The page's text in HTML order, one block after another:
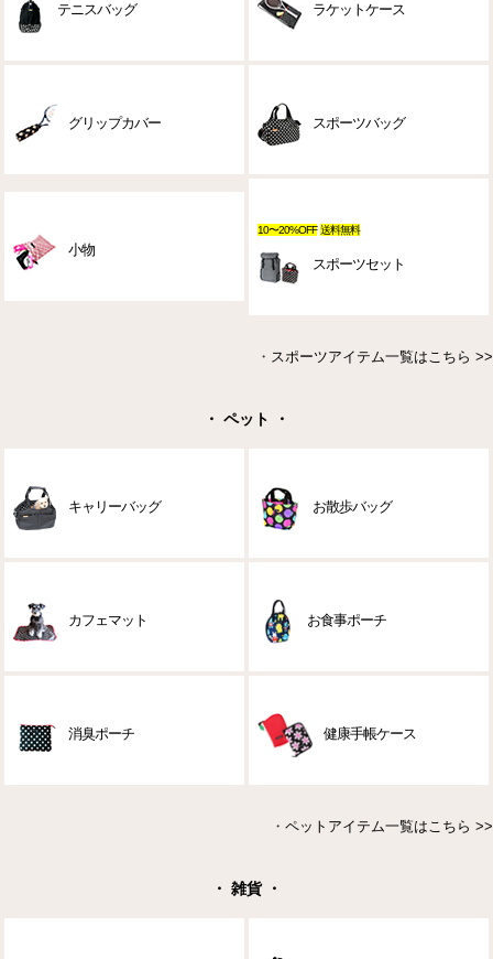
テニスバッグ ラケットケース
グリップカバー スポーツバッグ
小物
10〜20%OFF 送料無料
スポーツセット
・ スポーツアイテム一覧はこちら >>
・ ペット ・
キャリーバッグ お散歩バッグ
カフェマット お食事ポーチ
消臭ポーチ 健康手帳ケース
・ ペットアイテム一覧はこちら >>
・ 雑貨 ・